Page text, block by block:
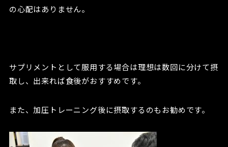
の心配はありません。
サプリメントとして服用する場合は理想は数回に分けて摂
取し、出来れば食後がおすすめです。
また、加圧トレーニング後に摂取するのもお勧めです。